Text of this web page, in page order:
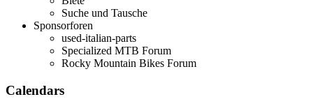
Suche und Tausche
Sponsorforen
used-italian-parts
Specialized MTB Forum
Rocky Mountain Bikes Forum
Calendars